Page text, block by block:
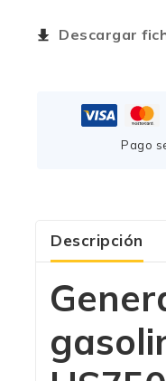
Descargar
Pago
Descripción